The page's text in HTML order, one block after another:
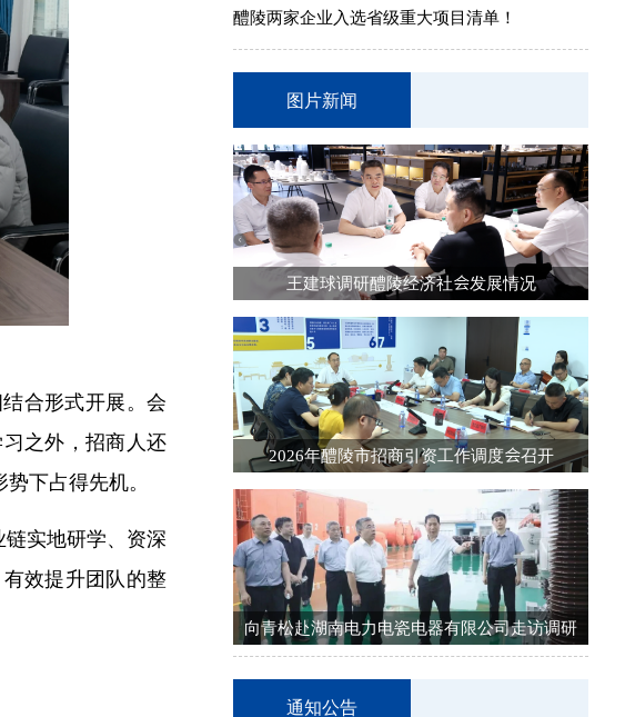
合形式开展。会
之外，招商人还
下占得先机。
实地研学、资深
效提升团队的整
醴陵两家企业入选省级重大项目清单！
图片新闻
王建球调研醴陵经济社会发展情况
2026年醴陵市招商引资工作调度会召开
向青松赴湖南电力电瓷电器有限公司走访调研
通知公告